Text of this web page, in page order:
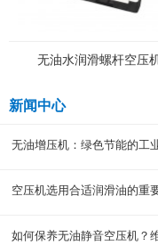
无油水润滑螺杆空压
新闻中心
无油增压机：绿色节能的工
空压机选用合适润滑油的重
如何保养无油静音空压机？